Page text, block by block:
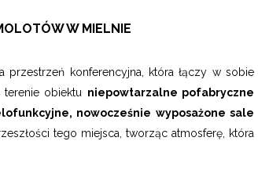
W MIELNIE
przestrzeń konferencyjna, która łączy w sobie
obiektu niepowtarzalne pofabryczne
nowocześnie wyposażone sale
tego miejsca, tworząc atmosferę, która